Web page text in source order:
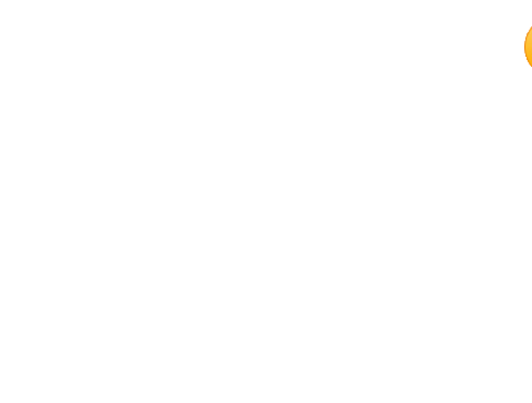
程序_海上日出star_
农产品增值税进项
务频道-和讯网
所得税的征收.（）-
值税核定征收办法的
增值税核定征收办法
额标准有关问题的通
）-宁夏回族自
趣网
趣网
额核定扣除标准
动态-生意社
项税额核定扣除办法
办法的公告》有关问
除办法有关问题的公告
扣除标准的公告_地